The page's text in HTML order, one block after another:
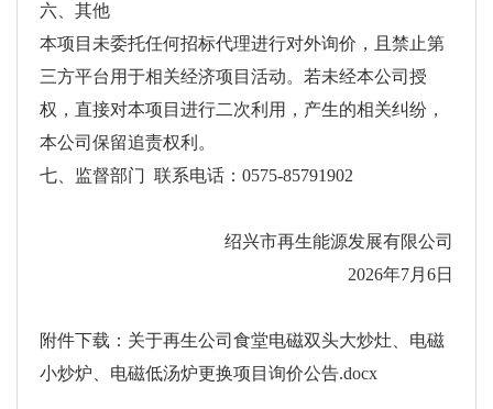
六、其他
本项目未委托任何招标代理进行对外询价，且禁止第
三方平台用于相关经济项目活动。若未经本公司授
权，直接对本项目进行二次利用，产生的相关纠纷，
本公司保留追责权利。
七、监督部门 联系电话：0575-85791902
绍兴市再生能源发展有限公司
2026年7月6日
附件下载： 关于再生公司食堂电磁双头大炒灶、电磁
小炒炉、电磁低汤炉更换项目询价公告.docx